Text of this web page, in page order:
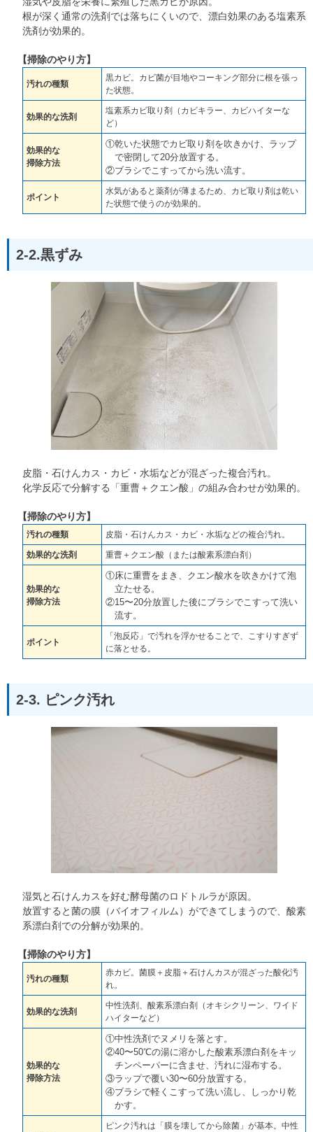
根が深く通常の洗剤では落ちにくいので、漂白効果のある塩素系
洗剤が効果的。
【掃除のやり方】
汚れの種類
黒カビ。カビ菌が目地やコーキング部分に根を張っ
た状態。
効果的な洗剤
塩素系カビ取り剤（カビキラー、カビハイターな
ど）
効果的な
掃除方法
①乾いた状態でカビ取り剤を吹きかけ、ラップ
で密閉して20分放置する。
②ブラシでこすってから洗い流す。
ポイント
水気があると薬剤が薄まるため、カビ取り剤は乾い
た状態で使うのが効果的。
2-2.黒ずみ
皮脂・石けんカス・カビ・水垢などが混ざった複合汚れ。
化学反応で分解する「重曹＋クエン酸」の組み合わせが効果的。
【掃除のやり方】
汚れの種類 皮脂・石けんカス・カビ・水垢などの複合汚れ。
効果的な洗剤 重曹＋クエン酸（または酸素系漂白剤）
効果的な
掃除方法
①床に重曹をまき、クエン酸水を吹きかけて泡
立たせる。
②15〜20分放置した後にブラシでこすって洗い
流す。
ポイント
「泡反応」で汚れを浮かせることで、こすりすぎず
に落とせる。
2-3. ピンク汚れ
湿気と石けんカスを好む酵母菌のロドトルラが原因。
放置すると菌の膜（バイオフィルム）ができてしまうので、酸素
系漂白剤での分解が効果的。
【掃除のやり方】
汚れの種類
赤カビ。菌膜＋皮脂＋石けんカスが混ざった酸化汚
れ。
効果的な洗剤
中性洗剤、酸素系漂白剤（オキシクリーン、ワイド
ハイターなど）
効果的な
掃除方法
①中性洗剤でヌメリを落とす。
②40〜50℃の湯に溶かした酸素系漂白剤をキッ
チンペーパーに含ませ、汚れに湿布する。
③ラップで覆い30〜60分放置する。
④ブラシで軽くこすって洗い流し、しっかり乾
かす。
ピンク汚れは「膜を壊してから除菌」が基本。中性